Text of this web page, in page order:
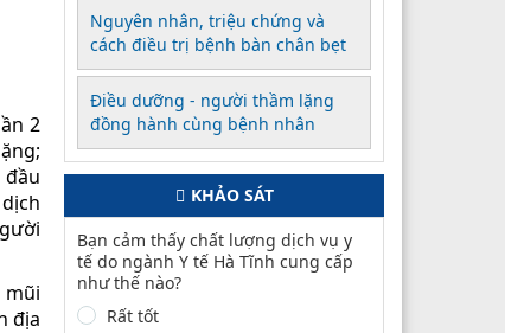
2
mũi
địa
Nguyên nhân, triệu chứng và
cách điều trị bệnh bàn chân bẹt
Điều dưỡng - người thầm lặng
đồng hành cùng bệnh nhân
KHẢO SÁT
Bạn cảm thấy chất lượng dịch vụ y
tế do ngành Y tế Hà Tĩnh cung cấp
như thế nào?
Rất tốt